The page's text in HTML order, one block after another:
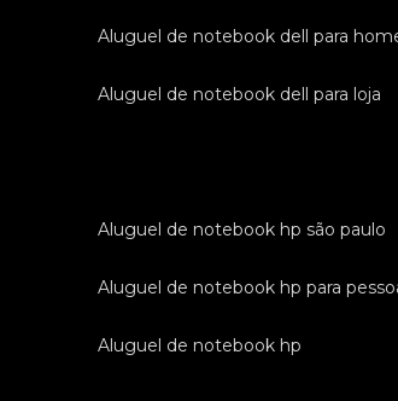
aluguel de notebook dell para
aluguel de notebook dell para loja
aluguel de notebook hp são paulo
aluguel de notebook hp para
aluguel de notebook hp